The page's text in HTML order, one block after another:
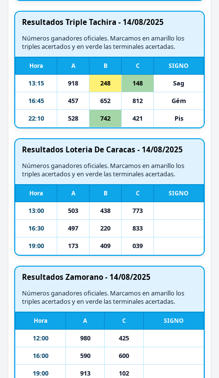
Resultados Triple Tachira - 14/08/2025
Números ganadores oficiales. Marcamos en amarillo los
triples acertados y en verde las terminales acertadas.
Hora A B C SIGNO
13:15 918 248 148
Sag
16:45
457 652 812
Gém
22:10
528 742 421 Pis
Resultados Loteria De Caracas - 14/08/2025
Números ganadores oficiales. Marcamos en amarillo los
triples acertados y en verde las terminales acertadas.
Hora A B C SIGNO
13:00 503 438
773
16:30
497 220
833
19:00
173 409 039
Resultados Zamorano - 14/08/2025
Números ganadores oficiales. Marcamos en amarillo los
triples acertados y en verde las terminales acertadas.
Hora A C SIGNO
12:00 980
425
16:00
590
600
19:00
913 102